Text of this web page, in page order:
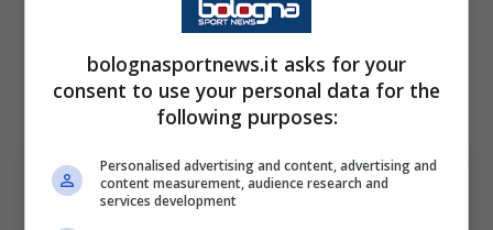
caso in cui dovesse uscire Benjamin
Dominguez che piace sia alla Fiorentina che a
diverse squadre tra Inghilterra e Spagna.
bolognasportnews.it asks for your
consent to use your personal data for the
following purposes:
Personalised advertising and content, advertising and
content measurement, audience research and
services development